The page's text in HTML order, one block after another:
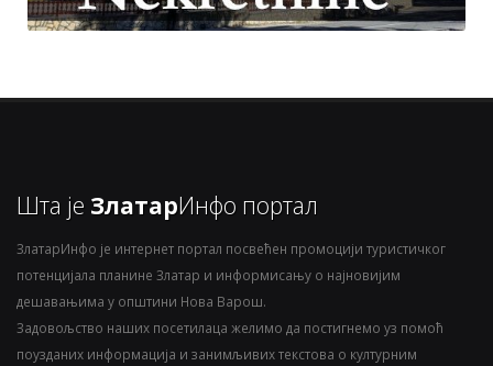
Шта је ЗлатарИнфо портал
ЗлатарИнфо је интернет портал посвећен промоцији туристичког
потенцијала планине Златар и информисању о најновијим
дешавањима у општини Нова Варош.
Задовољство наших посетилаца желимо да постигнемо уз помоћ
поузданих информација и занимљивих текстова о културним